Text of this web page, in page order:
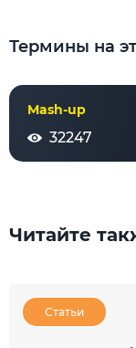
Термины на
Mash-up
32247
Читайте
Статьи